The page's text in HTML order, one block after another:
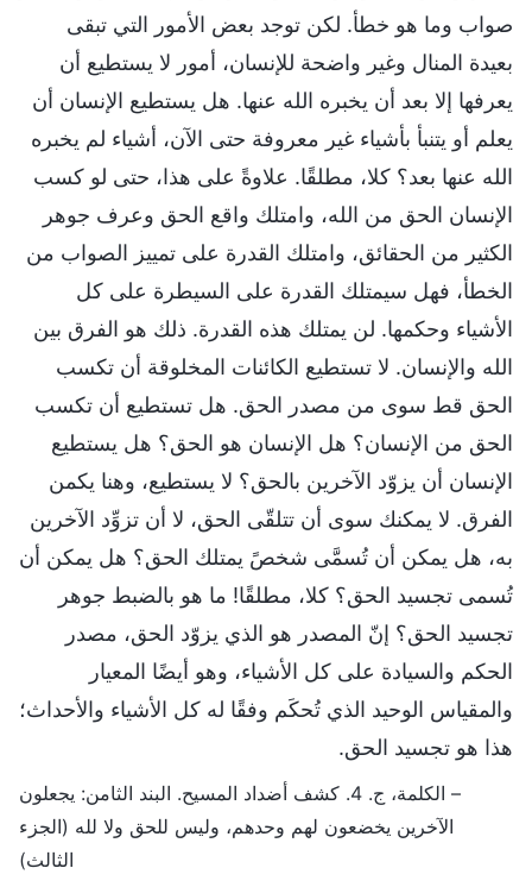
صواب وما هو خطأ. لكن توجد بعض الأمور التي تبقى
بعيدة المنال وغير واضحة للإنسان، أمور لا يستطيع أن
يعرفها إلا بعد أن يخبره الله عنها. هل يستطيع الإنسان أن
يعلم أو يتنبأ بأشياء غير معروفة حتى الآن، أشياء لم يخبره
الله عنها بعد؟ كلا، مطلقًا. علاوةً على هذا، حتى لو كسب
الإنسان الحق من الله، وامتلك واقع الحق وعرف جوهر
الكثير من الحقائق، وامتلك القدرة على تمييز الصواب من
الخطأ، فهل سيمتلك القدرة على السيطرة على كل
الأشياء وحكمها. لن يمتلك هذه القدرة. ذلك هو الفرق بين
الله والإنسان. لا تستطيع الكائنات المخلوقة أن تكسب
الحق قط سوى من مصدر الحق. هل تستطيع أن تكسب
الحق من الإنسان؟ هل الإنسان هو الحق؟ هل يستطيع
الإنسان أن يزوّد الآخرين بالحق؟ لا يستطيع، وهنا يكمن
الفرق. لا يمكنك سوى أن تتلقّى الحق، لا أن تزوِّد الآخرين
به، هل يمكن أن تُسمَّى شخصً يمتلك الحق؟ هل يمكن أن
تُسمى تجسيد الحق؟ كلا، مطلقًا! ما هو بالضبط جوهر
تجسيد الحق؟ إنّ المصدر هو الذي يزوّد الحق، مصدر
الحكم والسيادة على كل الأشياء، وهو أيضًا المعيار
والمقياس الوحيد الذي تُحكَم وفقًا له كل الأشياء والأحداث؛
هذا هو تجسيد الحق.
– الكلمة، ج. 4. كشف أضداد المسيح. البند الثامن: يجعلون
الآخرين يخضعون لهم وحدهم، وليس للحق ولا لله (الجزء
الثالث)